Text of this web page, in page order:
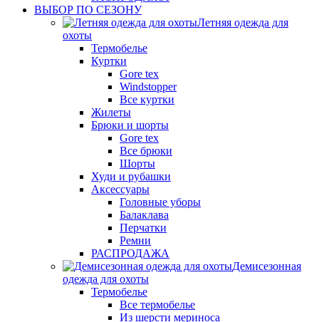
ВЫБОР ПО СЕЗОНУ
Летняя одежда для
охоты
Термобелье
Куртки
Gore tex
Windstopper
Все куртки
Жилеты
Брюки и шорты
Gore tex
Все брюки
Шорты
Худи и рубашки
Аксессуары
Головные уборы
Балаклава
Перчатки
Ремни
РАСПРОДАЖА
Демисезонная
одежда для охоты
Термобелье
Все термобелье
Из шерсти мериноса